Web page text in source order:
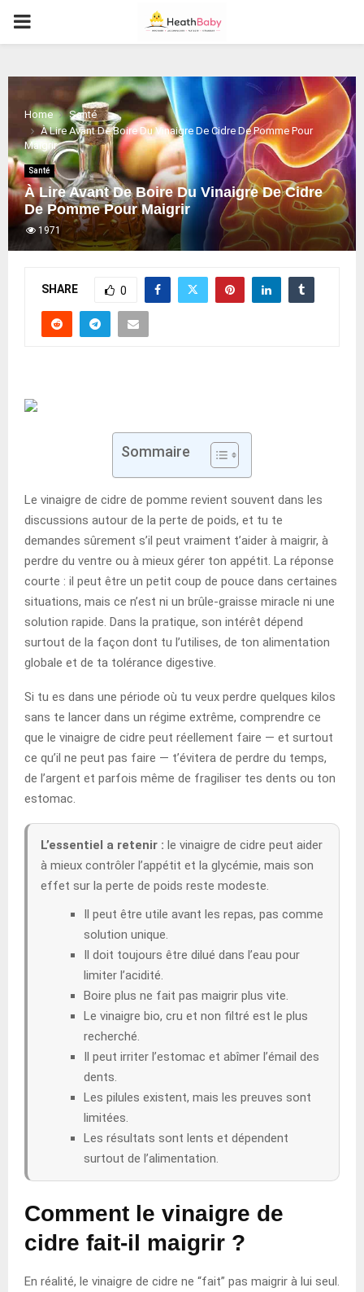
PRIMARY
Home
Santé
À Lire Avant De Boire Du Vinaigre De Cidre De Pomme Pour
Maigrir
Santé
À Lire Avant De Boire Du Vinaigre De Cidre
De Pomme Pour Maigrir
1971
SHARE 0
Sommaire
Le vinaigre de cidre de pomme revient souvent dans les
discussions autour de la perte de poids, et tu te
demandes sûrement s’il peut vraiment t’aider à maigrir, à
perdre du ventre ou à mieux gérer ton appétit. La réponse
courte : il peut être un petit coup de pouce dans certaines
situations, mais ce n’est ni un brûle-graisse miracle ni une
solution rapide. Dans la pratique, son intérêt dépend
surtout de la façon dont tu l’utilises, de ton alimentation
globale et de ta tolérance digestive.
Si tu es dans une période où tu veux perdre quelques kilos
sans te lancer dans un régime extrême, comprendre ce
que le vinaigre de cidre peut réellement faire — et surtout
ce qu’il ne peut pas faire — t’évitera de perdre du temps,
de l’argent et parfois même de fragiliser tes dents ou ton
estomac.
L’essentiel a retenir : le vinaigre de cidre peut aider
à mieux contrôler l’appétit et la glycémie, mais son
effet sur la perte de poids reste modeste.
Il peut être utile avant les repas, pas comme
solution unique.
Il doit toujours être dilué dans l’eau pour
limiter l’acidité.
Boire plus ne fait pas maigrir plus vite.
Le vinaigre bio, cru et non filtré est le plus
recherché.
Il peut irriter l’estomac et abîmer l’émail des
dents.
Les pilules existent, mais les preuves sont
limitées.
Les résultats sont lents et dépendent
surtout de l’alimentation.
Comment le vinaigre de
cidre fait-il maigrir ?
En réalité, le vinaigre de cidre ne “fait” pas maigrir à lui seul.